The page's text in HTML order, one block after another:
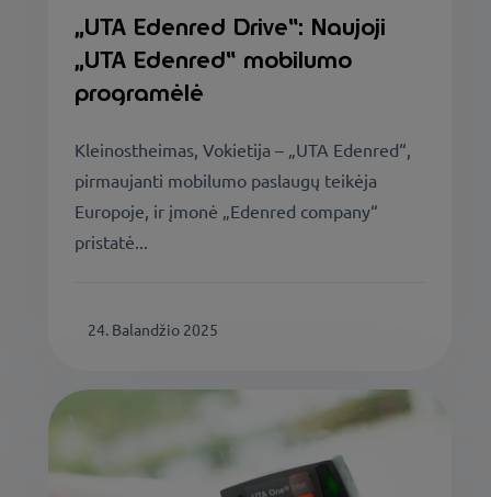
„UTA Edenred Drive“: Naujoji
„UTA Edenred“ mobilumo
programėlė
Kleinostheimas, Vokietija – „UTA Edenred“,
pirmaujanti mobilumo paslaugų teikėja
Europoje, ir įmonė „Edenred company“
pristatė...
24. Balandžio 2025